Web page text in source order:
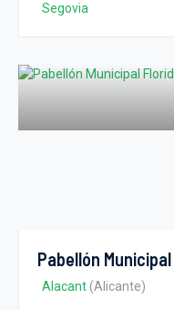
Segovia
Pabellón
Alacant (Alicante)